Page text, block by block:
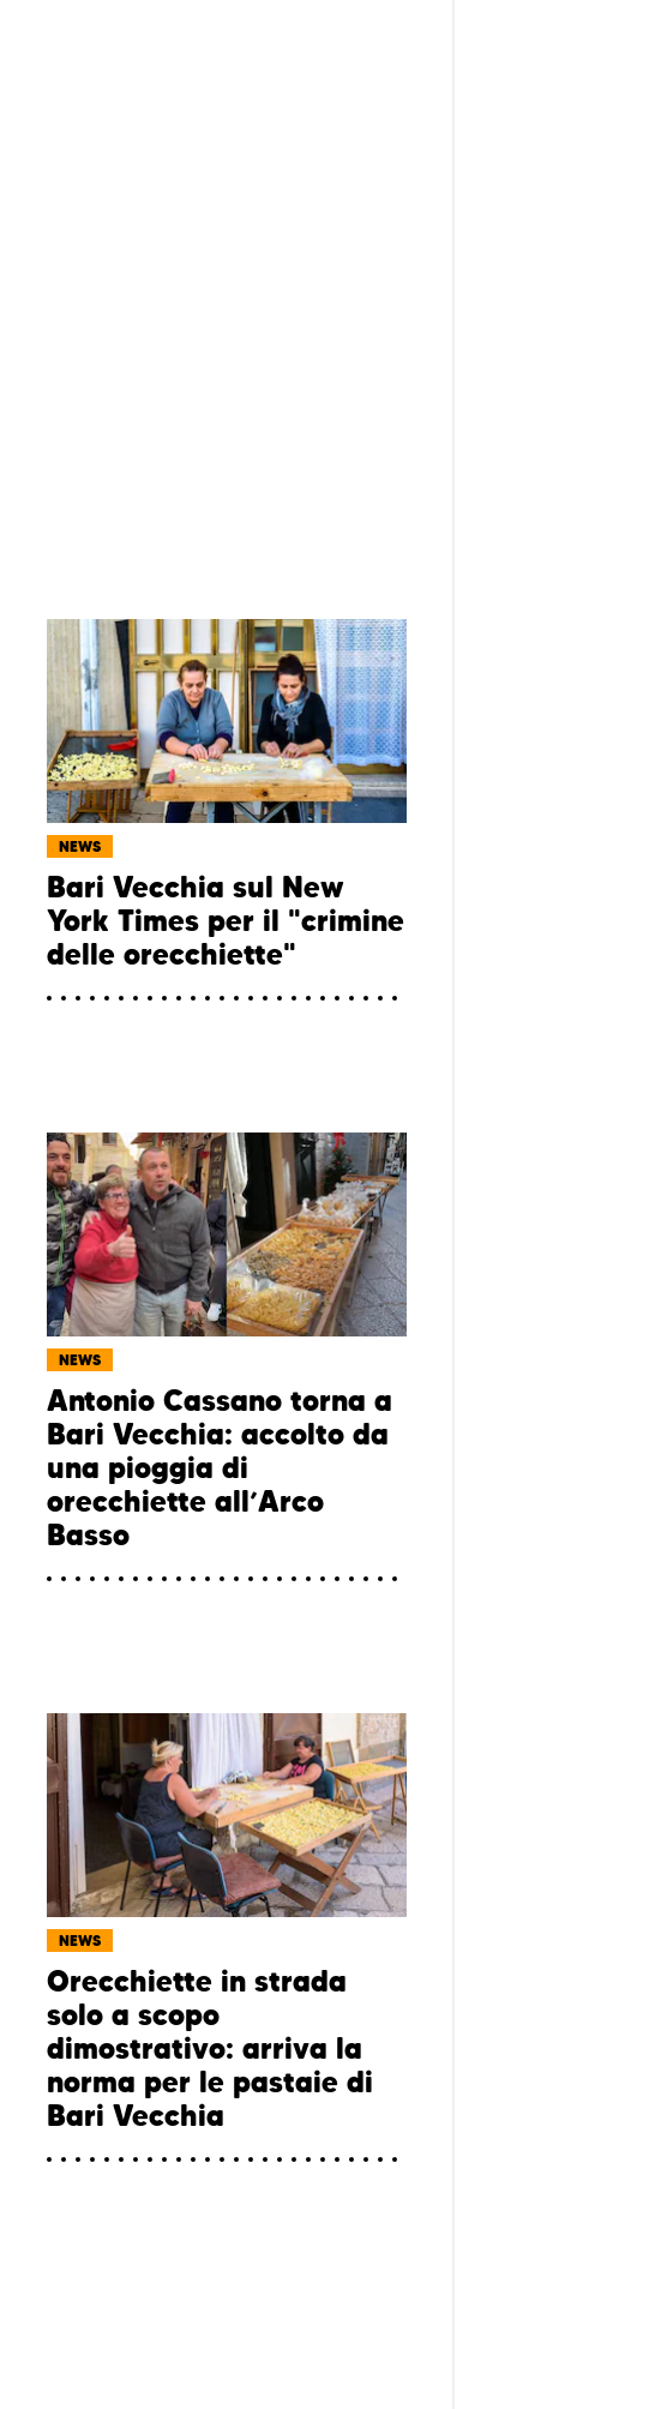
NEWS
Bari Vecchia sul New
York Times per il "crimine
delle orecchiette"
NEWS
Antonio Cassano torna a
Bari Vecchia: accolto da
una pioggia di
orecchiette all’Arco
Basso
NEWS
Orecchiette in strada
solo a scopo
dimostrativo: arriva la
norma per le pastaie di
Bari Vecchia